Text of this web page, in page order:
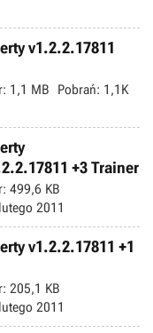
v1.2.2.17811
1,1 MB Pobrań: 1,1K
+3 Trainer
499,6 KB
2011
v1.2.2.17811 +1
205,1 KB
2011